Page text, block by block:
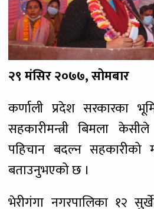
२९ मंसिर २०७७, सोमबार
कर्णाली प्रदेश सरकारका
सहकारीमन्त्री बिमला
पहिचान बदल्न सहकारीको
बताउनुभएको छ ।
भेरीगंगा नगरपालिका १२